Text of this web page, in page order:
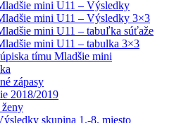
mini U11 – Výsledky
mini U11 – Výsledky 3×3
mini U11 – tabuľka súťaže
mini U11 – tabulka 3×3
tímu Mladšie mini
zápasy
2018/2019
skupina 1.-8. miesto